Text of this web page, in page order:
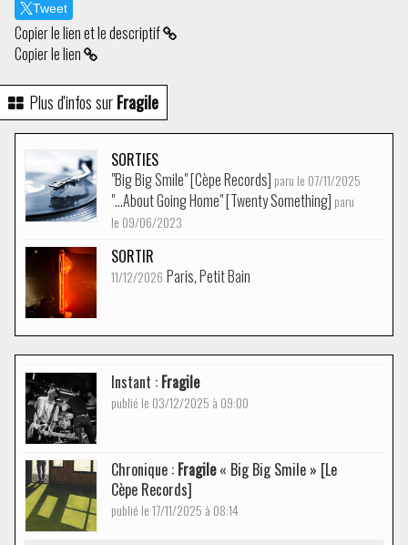
Tweet
Copier le lien et le descriptif
Copier le lien
Plus d'infos surFragile
SORTIES
"Big Big Smile" [Cèpe Records] paru le 07/11/2025
"…About Going Home" [Twenty Something] paru
le 09/06/2023
SORTIR
11/12/2026 Paris, Petit Bain
Instant : Fragile
publié le 03/12/2025 à 09:00
Chronique : Fragile« Big Big Smile » [Le
Cèpe Records]
publié le 17/11/2025 à 08:14